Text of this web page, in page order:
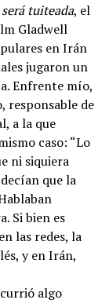
tuiteada, el
Gladwell
en Irán
jugaron un
Enfrente mío,
responsable de
a la que
caso: “Lo
ni siquiera
que la
Si bien es
las redes, la
y en Irán,
algo